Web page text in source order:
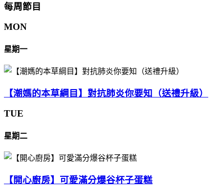
每周節目
MON
星期一
【潮媽的本草綱目】對抗肺炎你要知（送禮升級）
TUE
星期二
【開心廚房】可愛滿分爆谷杯子蛋糕